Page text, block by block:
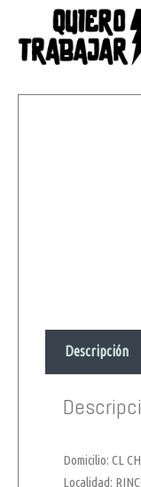
Descripción
Domicilio: CL
Localidad: